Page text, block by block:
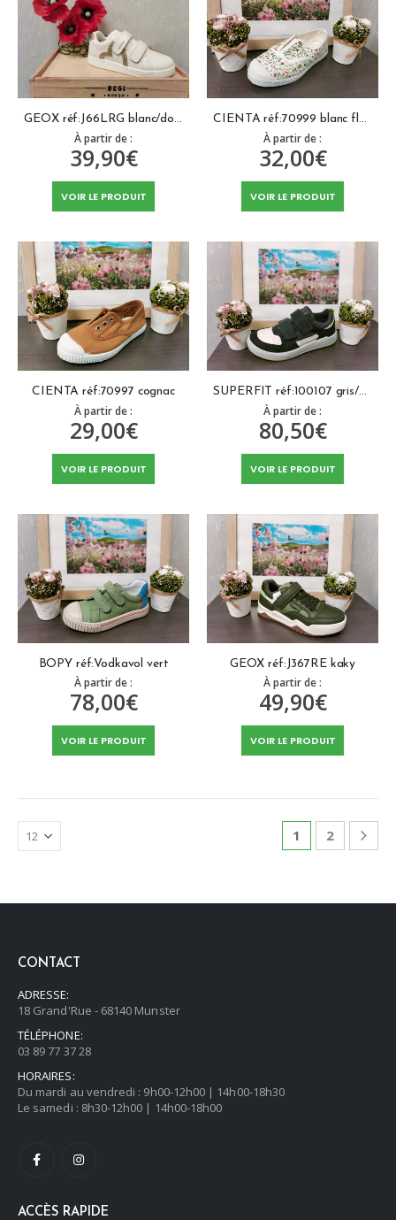
GEOX réf:J66LRG blanc/doré
À partir de :
39,90€
VOIR LE PRODUIT
CIENTA réf:70999 blanc fleurie
À partir de :
32,00€
VOIR LE PRODUIT
CIENTA réf:70997 cognac
À partir de :
29,00€
VOIR LE PRODUIT
SUPERFIT réf:100107 gris/blanc
À partir de :
80,50€
VOIR LE PRODUIT
BOPY réf:Vodkavol vert
À partir de :
78,00€
VOIR LE PRODUIT
GEOX réf:J367RE kaky
À partir de :
49,90€
VOIR LE PRODUIT
1 2
CONTACT
ADRESSE:
18 Grand'Rue - 68140 Munster
TÉLÉPHONE:
03 89 77 37 28
HORAIRES:
Du mardi au vendredi : 9h00-12h00 | 14h00-18h30
Le samedi : 8h30-12h00 | 14h00-18h00
ACCÈS RAPIDE